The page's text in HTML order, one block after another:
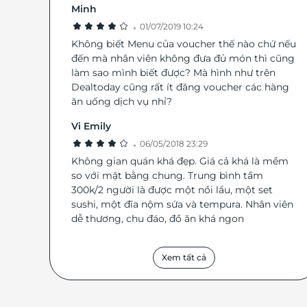
chắn Nijyumaru là địa chỉ rất đáng để thực khách
phá và cảm nhận. Cùng Click Mua ngay trên LifeLink
để khám phá nhiều deal ăn uống hấp dẫn. Chi tiết điều
kiện sử dụng Áp dụng cho tất cả các dịch vụ tại đây
Khách hàng áp dụng: Tất cả khách hàng Ngày áp
Thứ 2 - Chủ nhật Giờ áp dụng: 10h00 - 22h00 Không
dụng cho khách mang theo đồ uống, nếu mang sẽ
phí dịch vụ theo quy định của nhà hàng Số lượng
quà tặng áp dụng: Sử dụng 01 voucher/ Nhiều khách.
dụng nhiều voucher trên 1 bill thanh toán (không
hóa đơn) Khách hàng vui lòng liên hệ trước khi đến
dụng dịch vụ. Một khách hàng được mua nhiều
voucher mua hàng LifeLink Không được áp dụng
thời các chương trình khuyến mại khác tại cửa
Mã quà tặng LifeLink không có giá trị quy đổi
tiền mặt, không hoàn tiền thừa và không được yêu
Minh
· 01/07/2019 10:24
Không biết Menu của voucher thế nào chứ nếu
đến mà nhân viên không đưa đủ món thì cũng
làm sao mình biết được? Mà hình như trên
Dealtoday cũng rất ít đăng voucher các hàng
ăn uống dịch vụ nhỉ?
Vi Emily
· 06/05/2018 23:29
Không gian quán khá đẹp. Giá cả khá là mềm
so với mặt bằng chung. Trung bình tầm
300k/2 người là được một nồi lẩu, một set
sushi, một đĩa nộm sứa và tempura. Nhân viên
dễ thương, chu đáo, đồ ăn khá ngon
Xem tất cả